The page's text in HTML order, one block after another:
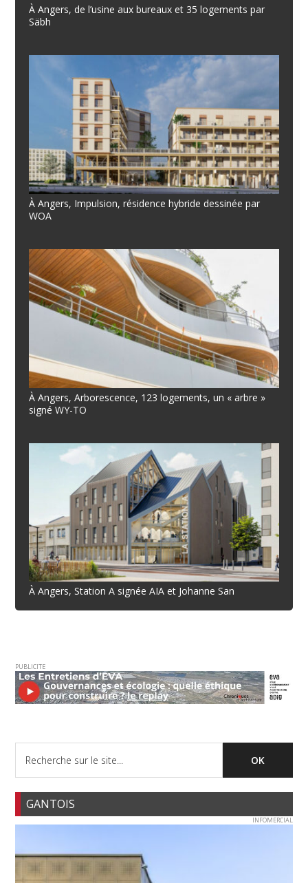
À Angers, de l’usine aux bureaux et 35 logements par
Säbh
À Angers, Impulsion, résidence hybride dessinée par
WOA
À Angers, Arborescence, 123 logements, un « arbre »
signé WY-TO
À Angers, Station A signée AIA et Johanne San
PUBLICITE
GANTOIS
INFOMERCIAL